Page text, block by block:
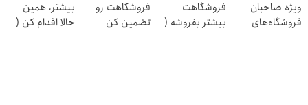
کن)
ویژه صاحبان
فروشگاه‌های
فروشگاهت
بیشتر بفروشه (
فروشگاهت رو
تضمین کن
بیشتر، همین
حالا اقدام کن (